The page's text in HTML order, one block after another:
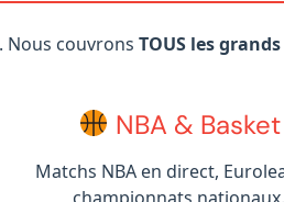
Nous couvrons TOUS les
NBA & Basket
Matchs NBA en direct,